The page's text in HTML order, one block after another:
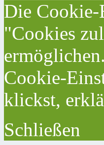
Die Cookie-
"Cookies
Cookie-
klickst,
Schließen